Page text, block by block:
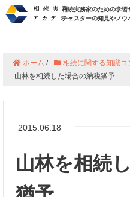
相続実務家のための学習
チェスターの知見やノウ
ホーム / 相続に関する知識コ
山林を相続した場合の納税猶予
2015.06.18
山林を相続